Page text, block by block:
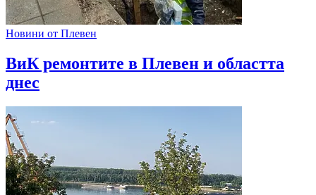
Новини от Плевен
ВиК ремонтите в Плевен и областта
днес